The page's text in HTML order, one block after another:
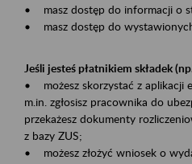
• masz dostęp do informacji o
• masz dostęp do wystawionych
Jeśli jesteś płatnikiem składek
• możesz skorzystać z aplikacji
m.in. zgłosisz pracownika do
przekażesz dokumenty
z bazy ZUS;
• możesz złożyć wniosek o